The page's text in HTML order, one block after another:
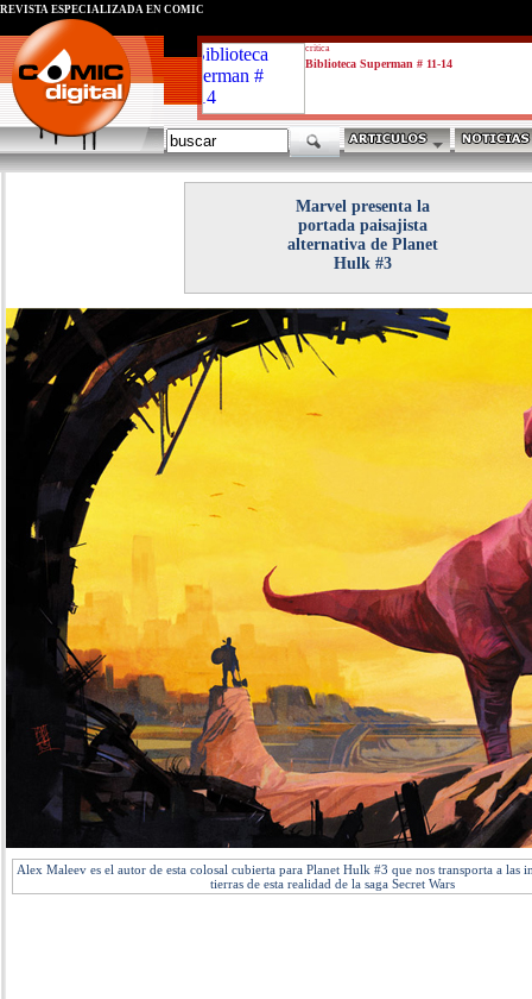
critica
Biblioteca Superman # 11-14
REVISTA ESPECIALIZADA EN CÓMIC
Marvel presenta la
portada paisajista
alternativa de Planet
Hulk #3
Alex Maleev es el autor de esta colosal cubierta para Planet Hulk #3 que nos transporta a las
tierras de esta realidad de la saga Secret Wars